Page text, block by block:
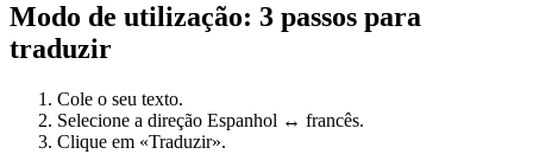
Modo de utilização: 3 passos para
traduzir
Cole o seu texto.
Selecione a direção Espanhol ↔ francês.
Clique em «Traduzir».